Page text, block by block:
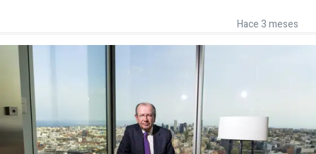
Hace 3 meses